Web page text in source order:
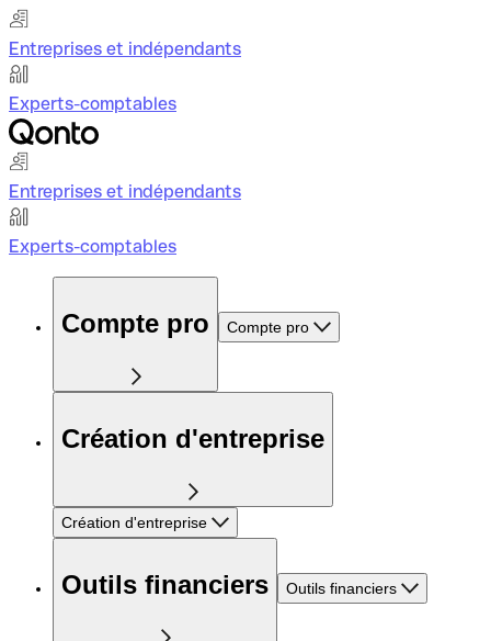
Entreprises et indépendants
Experts-comptables
Entreprises et indépendants
Experts-comptables
Compte pro Compte pro
Création d'entreprise
Création d'entreprise
Outils financiers Outils financiers